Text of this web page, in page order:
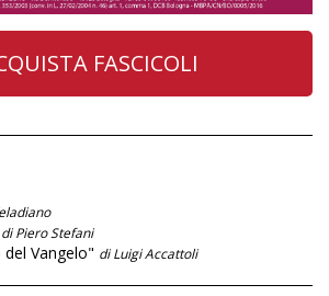
FASCICOLI
di Piero Stefani
Vangelo" di Luigi Accattoli